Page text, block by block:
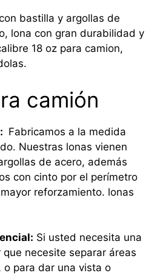
bastilla y argollas de
lona con gran durabilidad y
18 oz para camion,
camión
Fabricamos a la medida
Nuestras lonas vienen
de acero, además
con cinto por el perímetro
reforzamiento. lonas
Si usted necesita una
necesite separar áreas
para dar una vista o